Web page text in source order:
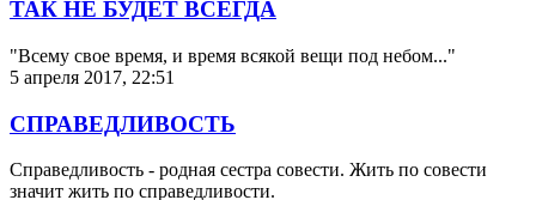
ТАК НЕ БУДЕТ ВСЕГДА
"Всему свое время, и время всякой вещи под небом..."
5 апреля 2017, 22:51
СПРАВЕДЛИВОСТЬ
Справедливость - родная сестра совести. Жить по совести
значит жить по справедливости.